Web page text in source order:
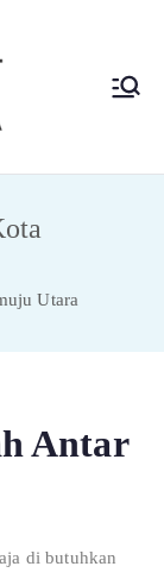
Berat
Indon
esia
Jasa Sewa Alat
Utara
Antar
di butuhkan